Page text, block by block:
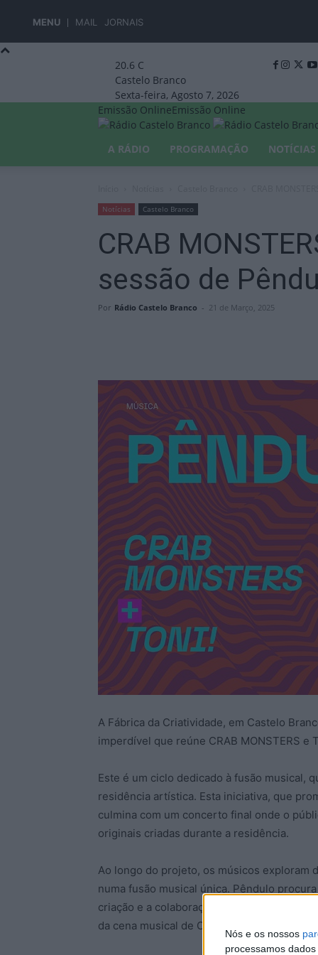
MENU MAIL JORNAIS
Nós e os nossos
processamos
20.6 C
Castelo Branco
Sexta-feira, Agosto 7, 2026
Emissão OnlineEmissão Online
A RÁDIO
PROGRAMAÇÃO NOTÍCIAS
Notícias Castelo Branco
CRAB
sessão de
Por Rádio Castelo Branco - 21 de Março, 2025
A Fábrica da Criatividade, em Castelo
imperdível que reúne CRAB MONSTERS e
Este é um ciclo dedicado à fusão musical,
residência artística. Esta iniciativa, que
culmina com um concerto final onde o
originais criadas durante a residência.
Ao longo do projeto, os músicos exploram
numa fusão musical única. Pêndulo
criação e a colaboração como pilares
da cena musical de Castelo Branco.